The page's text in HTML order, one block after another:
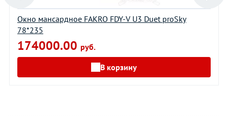
Окно мансардное FAKRO FDY-V U3 Duet proSky
78*235
174000.00 руб.
В корзину